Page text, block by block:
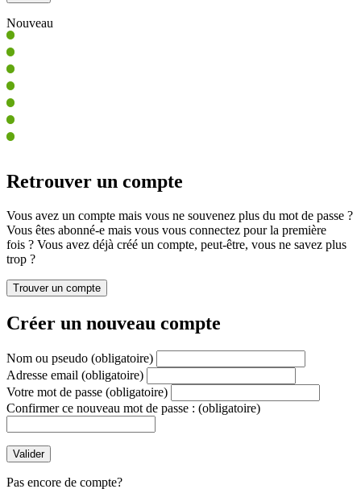
Nouveau
Retrouver un compte
Vous avez un compte mais vous ne souvenez plus du mot de passe ?
Vous êtes abonné-e mais vous vous connectez pour la première
fois ? Vous avez déjà créé un compte, peut-être, vous ne savez plus
trop ?
Créer un nouveau compte
Nom ou pseudo (obligatoire)
Adresse email (obligatoire)
Votre mot de passe (obligatoire)
Confirmer ce nouveau mot de passe : (obligatoire)
Pas encore de compte?